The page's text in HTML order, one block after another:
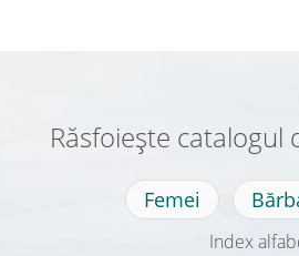
Răsfoiește
Femei
Index